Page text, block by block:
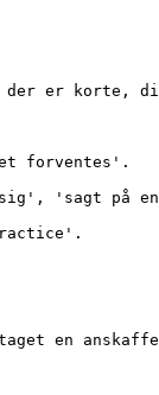
der er korte,
forventes'.
'sagt på en
en